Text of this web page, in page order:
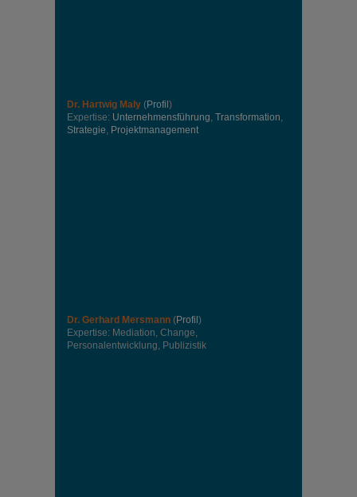
Dr. Hartwig Maly (Profil )
Expertise: Unternehmensführung, Transformation,
Strategie, Projektmanagement
Dr. Gerhard Mersmann (Profil )
Expertise: Mediation, Change,
Personalentwicklung, Publizistik